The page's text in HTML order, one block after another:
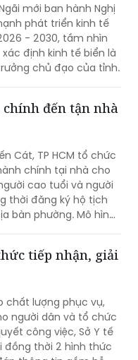
mới ban hành Nghị
phát triển kinh tế
- 2030, tầm nhìn
định kinh tế biển là
chủ đạo của tỉnh.
đến tận nhà
Cát, TP HCM tổ chức
chính tại nhà cho
cao tuổi và người
thời đăng ký hộ tịch
bàn phường. Mô hình
tiếp nhận, giải
chất lượng phục vụ,
người dân và tổ chức
công việc, Sở Y tế
đồng thời 2 hình thức